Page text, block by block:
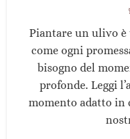
Piantare un ulivo è
come ogni
bisogno del
profonde. Leggi
momento adatto in